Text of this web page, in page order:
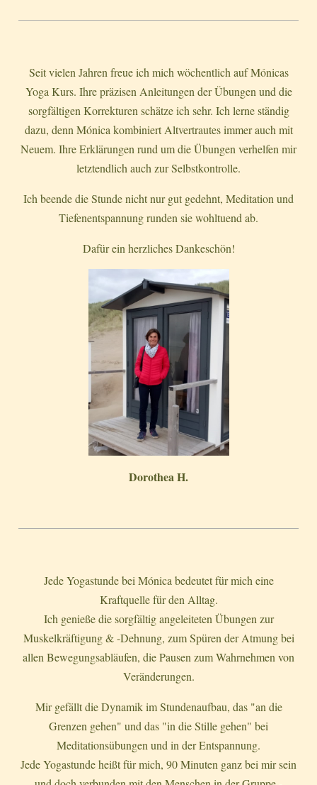
Seit vielen Jahren freue ich mich wöchentlich auf Mónicas
Yoga Kurs. Ihre präzisen Anleitungen der Übungen und die
sorgfältigen Korrekturen schätze ich sehr. Ich lerne ständig
dazu, denn Mónica kombiniert Altvertrautes immer auch mit
Neuem. Ihre Erklärungen rund um die Übungen verhelfen mir
letztendlich auch zur Selbstkontrolle.
Ich beende die Stunde nicht nur gut gedehnt, Meditation und
Tiefenentspannung runden sie wohltuend ab.
Dafür ein herzliches Dankeschön!
Dorothea H.
Jede Yogastunde bei Mónica bedeutet für mich eine
Kraftquelle für den Alltag.
Ich genieße die sorgfältig angeleiteten Übungen zur
Muskelkräftigung & -Dehnung, zum Spüren der Atmung bei
allen Bewegungsabläufen, die Pausen zum Wahrnehmen von
Veränderungen.
Mir gefällt die Dynamik im Stundenaufbau, das "an die
Grenzen gehen" und das "in die Stille gehen" bei
Meditationsübungen und in der Entspannung.
Jede Yogastunde heißt für mich, 90 Minuten ganz bei mir sein